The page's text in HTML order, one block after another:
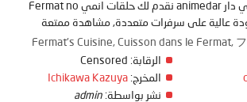
مرحبا بك في موقع انمي دار animedar نقدم لك حلقات انمي Fermat no
Fermat's Cuisine, Cuisson dans le Fermat,
الرقابة:
المخرج: Ichikawa Kazuya
نشر بواسطة: admin